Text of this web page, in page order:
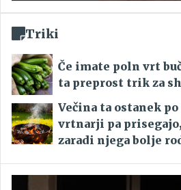
Triki
Če imate poln vrt
ta preprost trik za
Večina ta ostanek
vrtnarji pa
zaradi njega bolje